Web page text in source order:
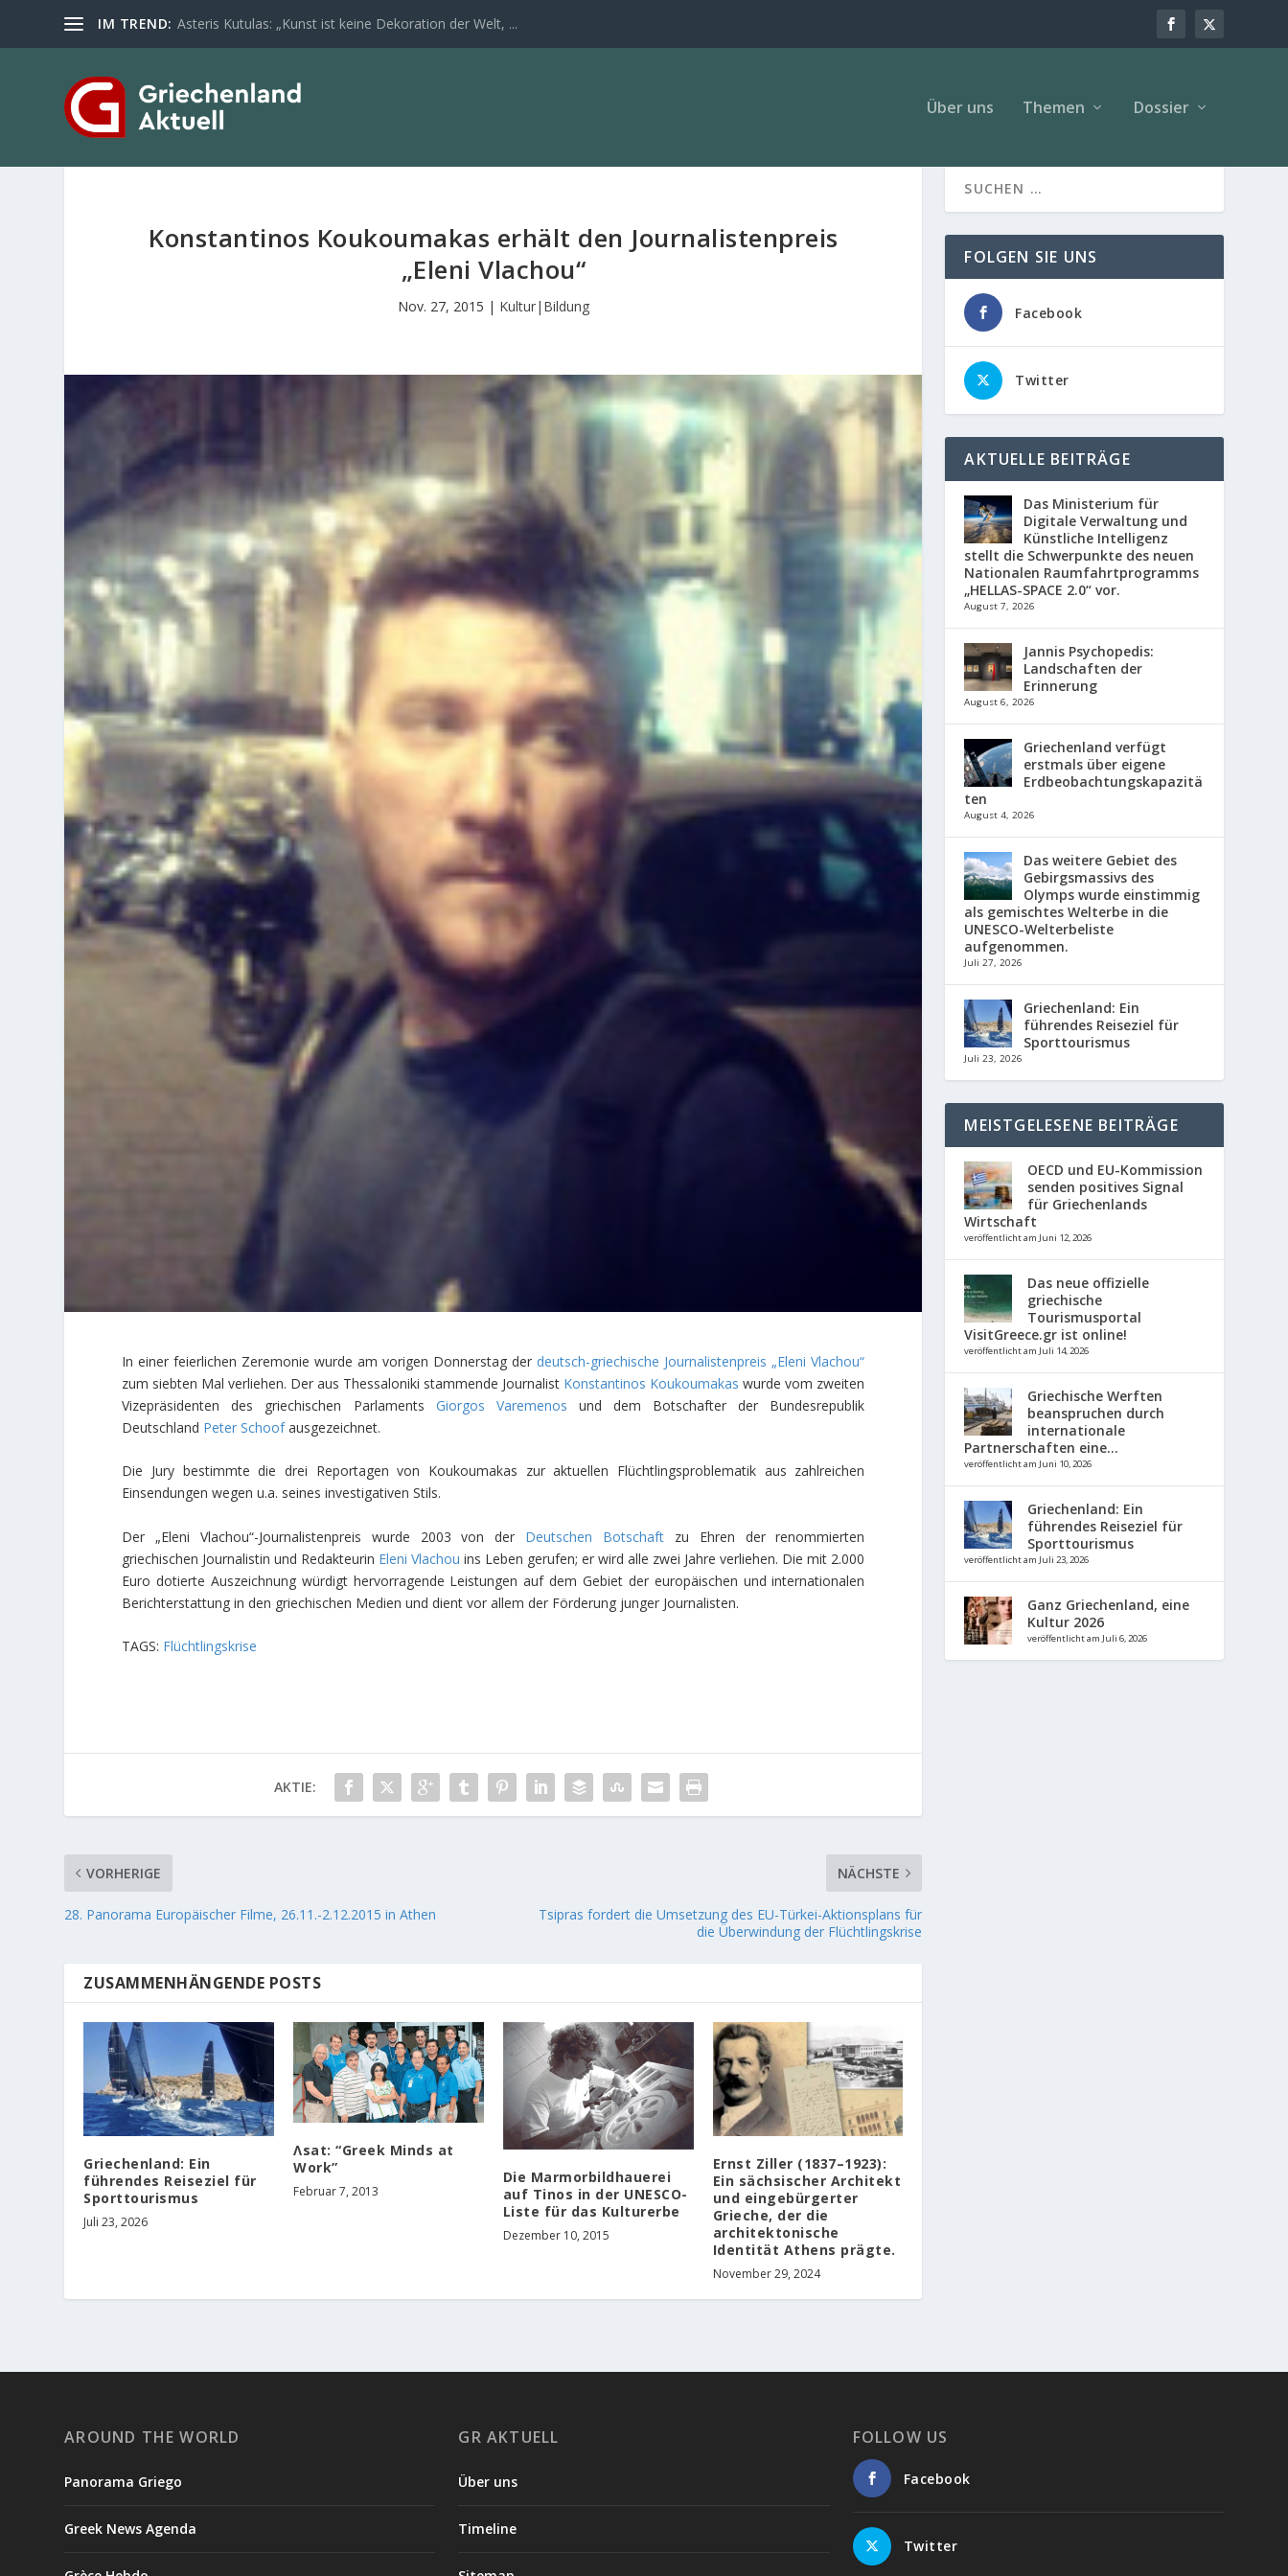
IM TREND: Asteris Kutulas: „Kunst ist keine Dekoration der Welt, ...
Über uns Themen Dossier
Konstantinos Koukoumakas erhält den Journalistenpreis
„Eleni Vlachou“
Nov. 27, 2015 | Kultur|Bildung
In einer feierlichen Zeremonie wurde am vorigen Donnerstag der deutsch-griechische Journalistenpreis „Eleni Vlachou“
zum siebten Mal verliehen. Der aus Thessaloniki stammende Journalist Konstantinos Koukoumakas wurde vom zweiten
Vizepräsidenten des griechischen Parlaments Giorgos Varemenos und dem Botschafter der Bundesrepublik
Deutschland Peter Schoofausgezeichnet.
Die Jury bestimmte die drei Reportagen von Koukoumakas zur aktuellen Flüchtlingsproblematik aus zahlreichen
Einsendungen wegen u.a. seines investigativen Stils.
Der „Eleni Vlachou“-Journalistenpreis wurde 2003 von der Deutschen Botschaft zu Ehren der renommierten
griechischen Journalistin und Redakteurin Eleni Vlachou ins Leben gerufen; er wird alle zwei Jahre verliehen. Die mit 2.000
Euro dotierte Auszeichnung würdigt hervorragende Leistungen auf dem Gebiet der europäischen und internationalen
Berichterstattung in den griechischen Medien und dient vor allem der Förderung junger Journalisten.
TAGS: Flüchtlingskrise
AKTIE:
VORHERIGE
28. Panorama Europäischer Filme, 26.11.-2.12.2015 in Athen
NÄCHSTE
Tsipras fordert die Umsetzung des EU-Türkei-Aktionsplans für
die Überwindung der Flüchtlingskrise
ZUSAMMENHÄNGENDE POSTS
Griechenland: Ein
führendes Reiseziel für
Sporttourismus
Juli 23, 2026
Λsat: “Greek Minds at
Work”
Februar 7, 2013
Die Marmorbildhauerei
auf Tinos in der UNESCO-
Liste für das Kulturerbe
Dezember 10, 2015
Ernst Ziller (1837–1923):
Ein sächsischer Architekt
und eingebürgerter
Grieche, der die
architektonische
Identität Athens prägte.
November 29, 2024
FOLGEN SIE UNS
Facebook
Twitter
AKTUELLE BEITRÄGE
Das Ministerium für
Digitale Verwaltung und
Künstliche Intelligenz
stellt die Schwerpunkte des neuen
Nationalen Raumfahrtprogramms
„HELLAS-SPACE 2.0“ vor.
August 7, 2026
Jannis Psychopedis:
Landschaften der
Erinnerung
August 6, 2026
Griechenland verfügt
erstmals über eigene
Erdbeobachtungskapazitä
ten
August 4, 2026
Das weitere Gebiet des
Gebirgsmassivs des
Olymps wurde einstimmig
als gemischtes Welterbe in die
UNESCO-Welterbeliste
aufgenommen.
Juli 27, 2026
Griechenland: Ein
führendes Reiseziel für
Sporttourismus
Juli 23, 2026
MEISTGELESENE BEITRÄGE
OECD und EU-Kommission
senden positives Signal
für Griechenlands
Wirtschaft
veröffentlicht am Juni 12, 2026
Das neue offizielle
griechische
Tourismusportal
VisitGreece.gr ist online!
veröffentlicht am Juli 14, 2026
Griechische Werften
beanspruchen durch
internationale
Partnerschaften eine...
veröffentlicht am Juni 10, 2026
Griechenland: Ein
führendes Reiseziel für
Sporttourismus
veröffentlicht am Juli 23, 2026
Ganz Griechenland, eine
Kultur 2026
veröffentlicht am Juli 6, 2026
AROUND THE WORLD
Panorama Griego
Greek News Agenda
GR AKTUELL
Über uns
Timeline
FOLLOW US
Facebook
Twitter